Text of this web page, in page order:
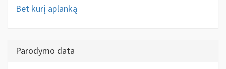
Bet kurį aplanką
Parodymo data